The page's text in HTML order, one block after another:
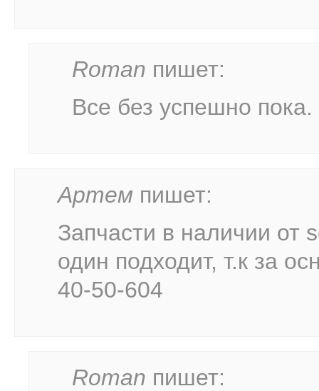
Roman пишет:
Все без успешно пока.
Артем пишет:
Запчасти в наличии от
один подходит, т.к за
40-50-604
Roman пишет: